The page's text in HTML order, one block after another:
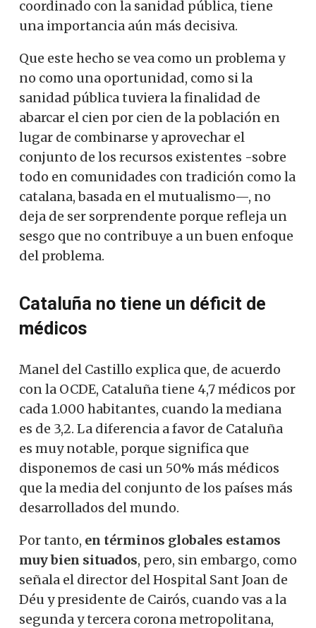
coordinado con la sanidad pública, tiene
una importancia aún más decisiva.
Que este hecho se vea como un problema y
no como una oportunidad, como si la
sanidad pública tuviera la finalidad de
abarcar el cien por cien de la población en
lugar de combinarse y aprovechar el
conjunto de los recursos existentes -sobre
todo en comunidades con tradición como la
catalana, basada en el mutualismo—, no
deja de ser sorprendente porque refleja un
sesgo que no contribuye a un buen enfoque
del problema.
Cataluña no tiene un déficit de
médicos
Manel del Castillo explica que, de acuerdo
con la OCDE, Cataluña tiene 4,7 médicos por
cada 1.000 habitantes, cuando la mediana
es de 3,2. La diferencia a favor de Cataluña
es muy notable, porque significa que
disponemos de casi un 50% más médicos
que la media del conjunto de los países más
desarrollados del mundo.
Por tanto, en términos globales estamos
muy bien situados, pero, sin embargo, como
señala el director del Hospital Sant Joan de
Déu y presidente de Cairós, cuando vas a la
segunda y tercera corona metropolitana,